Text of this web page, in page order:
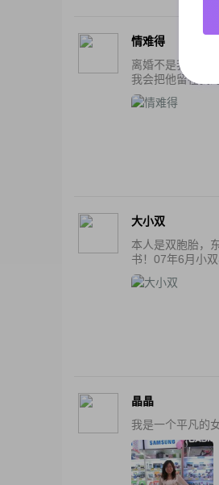
情难得
离婚不是我的错
我会把他留在我
大小双
本人是双胞胎，
书！07年6月小
晶晶
我是一个平凡的